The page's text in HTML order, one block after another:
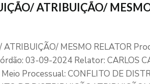
ATRIBUIÇÃO/
MESMO RELATOR
03-09-2024 Relator: CARLOS
Processual: CONFLITO DE